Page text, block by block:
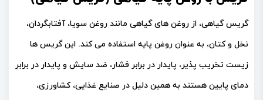
گریس گیاهی، از روغن های گیاهی مانند روغن سویا، آفتابگردان،
نخل و کتان، به عنوان روغن پایه استفاده می کند. این گریس ها
زیست تخریب پذیر، پایدار در برابر فشار، ضد سایش و پایدار در برابر
دمای پایین هستند به همین دلیل در صنایع غذایی، کشاورزی،